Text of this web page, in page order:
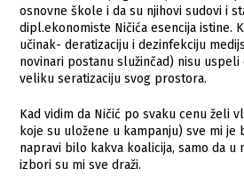
osnovne škole i da su njihovi sudovi i
dipl.ekonomiste Ničića esencija istine.
učinak- deratizaciju i dezinfekciju
novinari postanu služinčad) nisu
veliku seratizaciju svog prostora.
Kad vidim da Ničić po svaku cenu želi
koje su uložene u kampanju) sve mi je
napravi bilo kakva koalicija, samo da u
izbori su mi sve draži.